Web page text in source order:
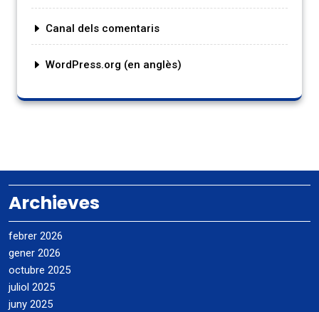
Canal dels comentaris
WordPress.org (en anglès)
Archieves
febrer 2026
gener 2026
octubre 2025
juliol 2025
juny 2025